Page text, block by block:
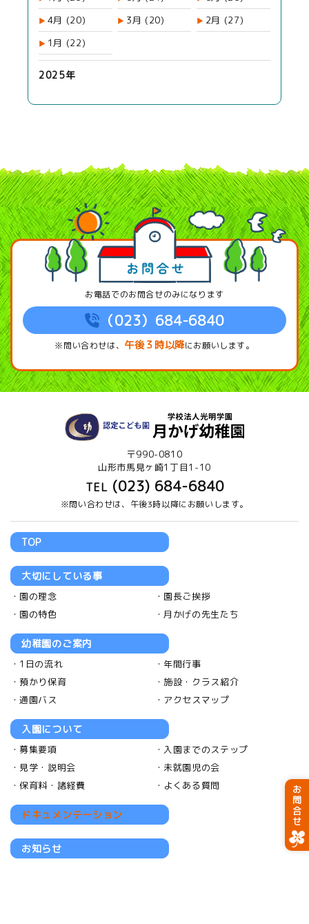
4月 (20) 3月 (20) 2月 (27)
1月 (22)
2025年
お問合せ
お電話でのお問合せのみになります
（023）684-6840
※問い合わせは、 午後３時以降にお願いします。
〒990-0810
山形市馬見ヶ崎1丁目1-10
TEL (023) 684-6840
※問い合わせは、午後3時以降にお願いします。
TOP
大切にしている事
園の理念
園長ご挨拶
園の特色
月かげの先生たち
幼稚園のご案内
1日の流れ
年間行事
預かり保育
施設・クラス紹介
通園バス
アクセスマップ
入園について
募集要項
入園までのステップ
見学・説明会
未就園児の会
保育料・諸経費
よくある質問
ドキュメンテーション
お知らせ